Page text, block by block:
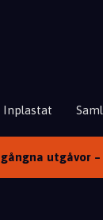
Inplastat